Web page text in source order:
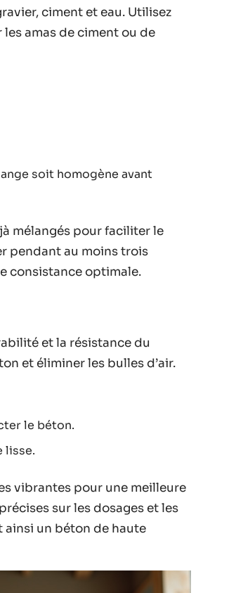
ciment et eau. Utilisez
amas de ciment ou de
soit homogène avant
mélangés pour faciliter le
pendant au moins trois
consistance optimale.
et la résistance du
et éliminer les bulles d’air.
le béton.
lisse.
vibrantes pour une meilleure
sur les dosages et les
un béton de haute